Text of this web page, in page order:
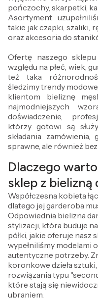
pończochy, skarpetki,
Asortyment
takie jak czapki, szaliki,
oraz akcesoria do
Ofertę naszego
względu na płeć, wiek,
też taka
śledzimy trendy
klientom bieliznę
najmodniejszych
doświadczenie,
którzy gotowi są
składania
sprawne, ale również
Dlaczego
sklep z bielizną
Współczesna kobieta
dlatego jej garderoba
Odpowiednia bielizna
stylizacji, która buduje
półki, jakie oferuje nasz
wypełniliśmy modelami
autentyczne potrzeby.
koronkowe dzieła
rozwiązania typu
które stają się
ubraniem.